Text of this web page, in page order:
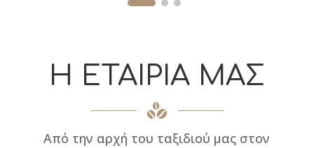
Η ΕΤΑΙΡΙΑ ΜΑΣ
Από την αρχή του ταξιδιού μας στον